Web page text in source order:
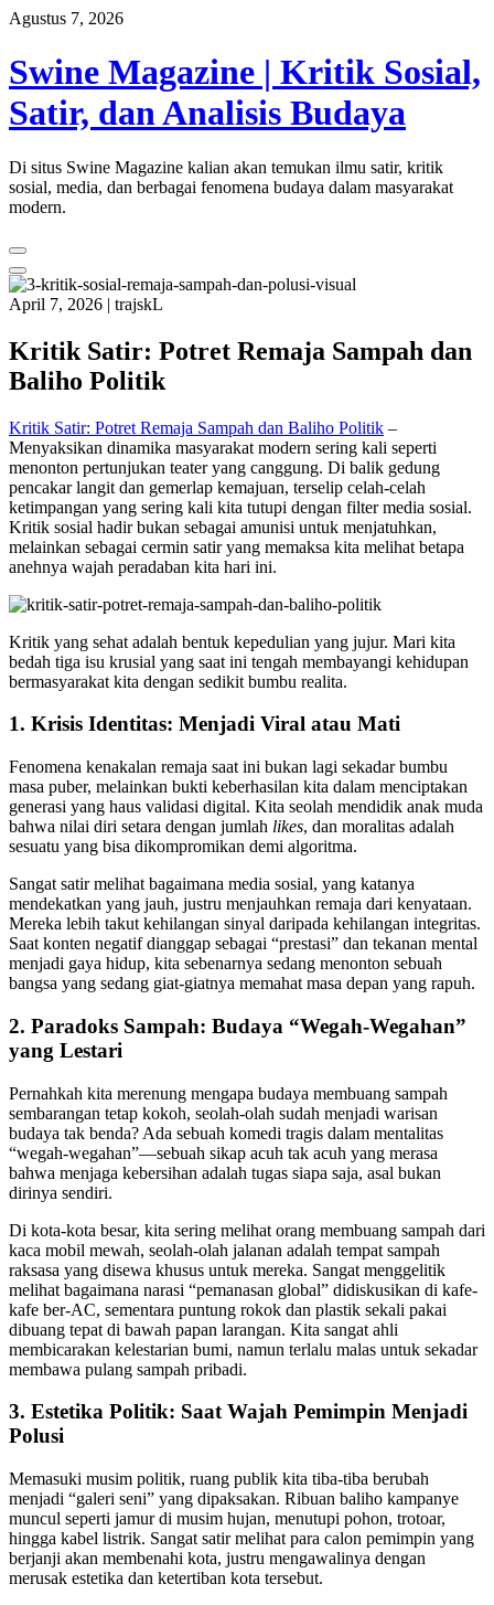
Skip
content
Agustus 7, 2026
Swine Magazine | Kritik Sosial,
Satir, dan Analisis Budaya
Di situs Swine Magazine kalian akan temukan ilmu satir, kritik
sosial, media, dan berbagai fenomena budaya dalam masyarakat
modern.
April 7, 2026 | trajskL
Kritik Satir: Potret Remaja Sampah dan
Baliho Politik
Kritik Satir: Potret Remaja Sampah dan Baliho Politik –
Menyaksikan dinamika masyarakat modern sering kali seperti
menonton pertunjukan teater yang canggung. Di balik gedung
pencakar langit dan gemerlap kemajuan, terselip celah-celah
ketimpangan yang sering kali kita tutupi dengan filter media sosial.
Kritik sosial hadir bukan sebagai amunisi untuk menjatuhkan,
melainkan sebagai cermin satir yang memaksa kita melihat betapa
anehnya wajah peradaban kita hari ini.
Kritik yang sehat adalah bentuk kepedulian yang jujur. Mari kita
bedah tiga isu krusial yang saat ini tengah membayangi kehidupan
bermasyarakat kita dengan sedikit bumbu realita.
1. Krisis Identitas: Menjadi Viral atau Mati
Fenomena kenakalan remaja saat ini bukan lagi sekadar bumbu
masa puber, melainkan bukti keberhasilan kita dalam menciptakan
generasi yang haus validasi digital. Kita seolah mendidik anak muda
bahwa nilai diri setara dengan jumlah likes, dan moralitas adalah
sesuatu yang bisa dikompromikan demi algoritma.
Sangat satir melihat bagaimana media sosial, yang katanya
mendekatkan yang jauh, justru menjauhkan remaja dari kenyataan.
Mereka lebih takut kehilangan sinyal daripada kehilangan integritas.
Saat konten negatif dianggap sebagai “prestasi” dan tekanan mental
menjadi gaya hidup, kita sebenarnya sedang menonton sebuah
bangsa yang sedang giat-giatnya memahat masa depan yang rapuh.
2. Paradoks Sampah: Budaya “Wegah-Wegahan”
yang Lestari
Pernahkah kita merenung mengapa budaya membuang sampah
sembarangan tetap kokoh, seolah-olah sudah menjadi warisan
budaya tak benda? Ada sebuah komedi tragis dalam mentalitas
“wegah-wegahan”—sebuah sikap acuh tak acuh yang merasa
bahwa menjaga kebersihan adalah tugas siapa saja, asal bukan
dirinya sendiri.
Di kota-kota besar, kita sering melihat orang membuang sampah dari
kaca mobil mewah, seolah-olah jalanan adalah tempat sampah
raksasa yang disewa khusus untuk mereka. Sangat menggelitik
melihat bagaimana narasi “pemanasan global” didiskusikan di kafe-
kafe ber-AC, sementara puntung rokok dan plastik sekali pakai
dibuang tepat di bawah papan larangan. Kita sangat ahli
membicarakan kelestarian bumi, namun terlalu malas untuk sekadar
membawa pulang sampah pribadi.
3. Estetika Politik: Saat Wajah Pemimpin Menjadi
Polusi
Memasuki musim politik, ruang publik kita tiba-tiba berubah
menjadi “galeri seni” yang dipaksakan. Ribuan baliho kampanye
muncul seperti jamur di musim hujan, menutupi pohon, trotoar,
hingga kabel listrik. Sangat satir melihat para calon pemimpin yang
berjanji akan membenahi kota, justru mengawalinya dengan
merusak estetika dan ketertiban kota tersebut.